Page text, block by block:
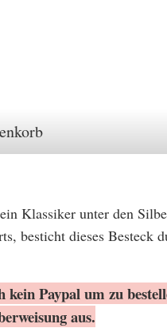
Klassiker unter den
besticht dieses Besteck
Paypal um zu
aus.